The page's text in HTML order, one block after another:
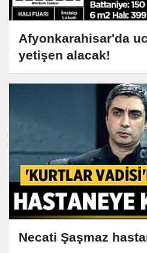
Afyonkarahisar'da
yetişen alacak!
Necati Şaşmaz